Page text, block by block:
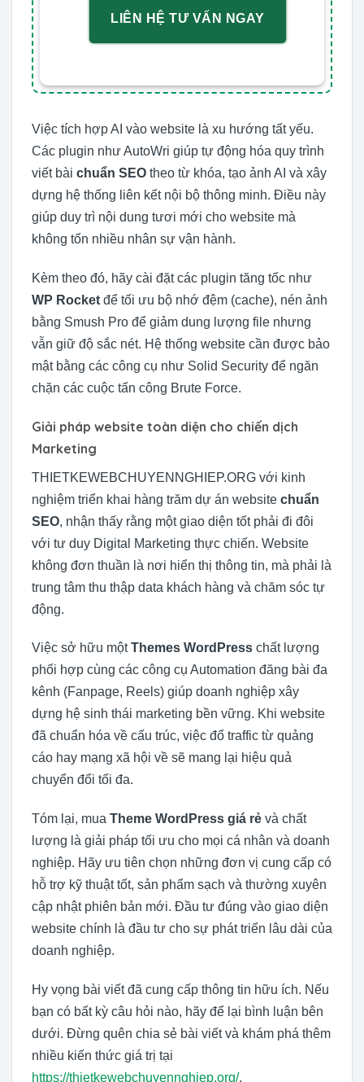
LIÊN HỆ TƯ VẤN NGAY
Việc tích hợp AI vào website là xu hướng tất yếu.
Các plugin như AutoWri giúp tự động hóa quy trình
viết bài chuẩn SEO theo từ khóa, tạo ảnh AI và xây
dựng hệ thống liên kết nội bộ thông minh. Điều này
giúp duy trì nội dung tươi mới cho website mà
không tốn nhiều nhân sự vận hành.
Kèm theo đó, hãy cài đặt các plugin tăng tốc như
WP Rocket để tối ưu bộ nhớ đệm (cache), nén ảnh
bằng Smush Pro để giảm dung lượng file nhưng
vẫn giữ độ sắc nét. Hệ thống website cần được bảo
mật bằng các công cụ như Solid Security để ngăn
chặn các cuộc tấn công Brute Force.
Giải pháp website toàn diện cho chiến dịch
Marketing
THIETKEWEBCHUYENNGHIEP.ORG với kinh
nghiệm triển khai hàng trăm dự án website chuẩn
SEO, nhận thấy rằng một giao diện tốt phải đi đôi
với tư duy Digital Marketing thực chiến. Website
không đơn thuần là nơi hiển thị thông tin, mà phải là
trung tâm thu thập data khách hàng và chăm sóc tự
động.
Việc sở hữu mộtThemes WordPress chất lượng
phối hợp cùng các công cụ Automation đăng bài đa
kênh (Fanpage, Reels) giúp doanh nghiệp xây
dựng hệ sinh thái marketing bền vững. Khi website
đã chuẩn hóa về cấu trúc, việc đổ traffic từ quảng
cáo hay mạng xã hội về sẽ mang lại hiệu quả
chuyển đổi tối đa.
Tóm lại, mua Theme WordPress giá rẻ và chất
lượng là giải pháp tối ưu cho mọi cá nhân và doanh
nghiệp. Hãy ưu tiên chọn những đơn vị cung cấp có
hỗ trợ kỹ thuật tốt, sản phẩm sạch và thường xuyên
cập nhật phiên bản mới. Đầu tư đúng vào giao diện
website chính là đầu tư cho sự phát triển lâu dài của
doanh nghiệp.
Hy vọng bài viết đã cung cấp thông tin hữu ích. Nếu
bạn có bất kỳ câu hỏi nào, hãy để lại bình luận bên
dưới. Đừng quên chia sẻ bài viết và khám phá thêm
nhiều kiến thức giá trị tại
https://thietkewebchuyennghiep.org/.